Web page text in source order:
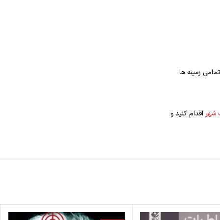
زمینه ها
شهر اقدام کنید و